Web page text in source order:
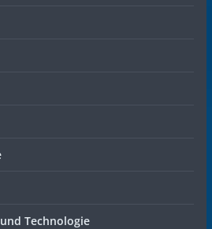
Technologie